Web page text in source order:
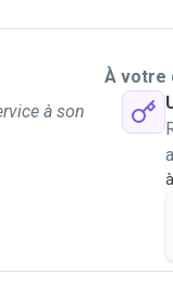
à son
À votre